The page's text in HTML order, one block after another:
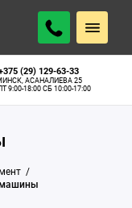
(29) 129-63-33
АСАНАЛИЕВА 25
9:00-18:00 СБ 10:00-17:00